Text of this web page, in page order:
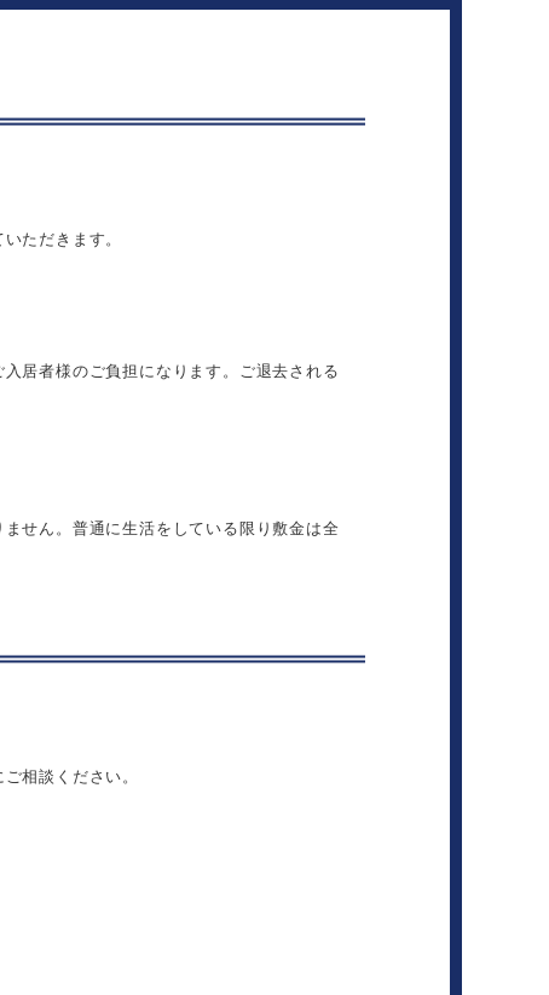
ただきます。
居者様のご負担になります。ご退去される
せん。普通に生活をしている限り敷金は全
相談ください。